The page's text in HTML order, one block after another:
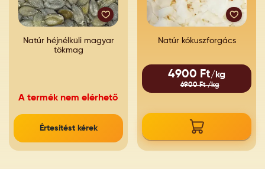
Natúr héjnélküli magyar
tökmag
A termék nem elérhető
Értesítést kérek
Natúr kókuszforgács
4900 Ft/kg
6900 Ft /kg